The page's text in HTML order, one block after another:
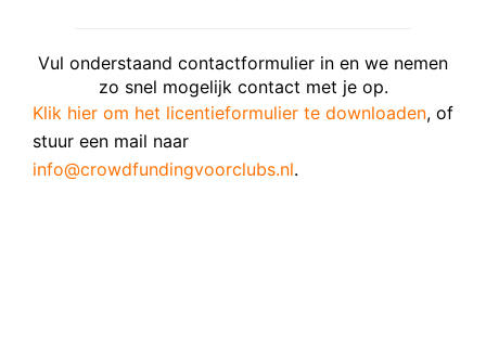
Vul onderstaand contactformulier in en we nemen
zo snel mogelijk contact met je op.
Klik hier om het licentieformulier te downloaden, of
stuur een mail naar
info@crowdfundingvoorclubs.nl.